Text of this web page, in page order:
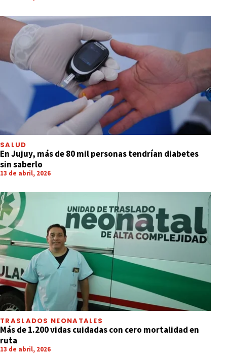
SALUD
En Jujuy, más de 80 mil personas tendrían diabetes
sin saberlo
13 de abril, 2026
TRASLADOS NEONATALES
Más de 1.200 vidas cuidadas con cero mortalidad en
ruta
13 de abril, 2026